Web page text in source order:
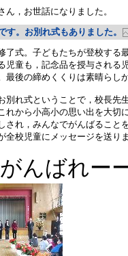
ん，お世話になりました。
す。お別れ式もありました。
了式。子どもたちが登校する
児童も，記念品を授与される
最後の締めくくりは素晴らしか
別れ式ということで，校長先
れから小高小の思い出を大切
され，みんなでがんばること
全校児童にメッセージを送りま
んばれー